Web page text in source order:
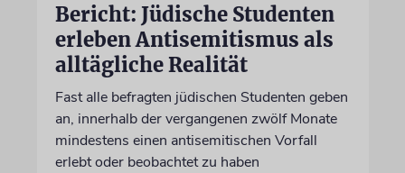
Bericht: Jüdische Studenten
erleben Antisemitismus als
alltägliche Realität
Fast alle befragten jüdischen Studenten geben
an, innerhalb der vergangenen zwölf Monate
mindestens einen antisemitischen Vorfall
erlebt oder beobachtet zu haben